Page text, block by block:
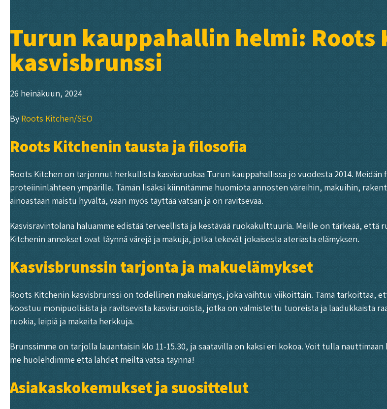
Turun kauppahallin helmi:
kasvisbrunssi
26 heinäkuun, 2024
By Roots Kitchen/SEO
Roots Kitchenin tausta ja filosofia
Roots Kitchen on tarjonnut herkullista kasvisruokaa Turun kauppahallissa jo vuodesta 2014.
proteiininlähteen ympärille. Tämän lisäksi kiinnitämme huomiota annosten väreihin, makuihin,
ainoastaan maistu hyvältä, vaan myös täyttää vatsan ja on ravitsevaa.
Kasvisravintolana haluamme edistää terveellistä ja kestävää ruokakulttuuria. Meille on tärkeää, että
Kitchenin annokset ovat täynnä värejä ja makuja, jotka tekevät jokaisesta ateriasta elämyksen.
Kasvisbrunssin tarjonta ja makuelämykset
Roots Kitchenin kasvisbrunssi on todellinen makuelämys, joka vaihtuu viikoittain. Tämä tarkoittaa,
koostuu monipuolisista ja ravitsevista kasvisruoista, jotka on valmistettu tuoreista ja laadukkaista
ruokia, leipiä ja makeita herkkuja.
Brunssimme on tarjolla lauantaisin klo 11-15.30, ja saatavilla on kaksi eri kokoa. Voit tulla
me huolehdimme että lähdet meiltä vatsa täynnä!
Asiakaskokemukset ja suosittelut